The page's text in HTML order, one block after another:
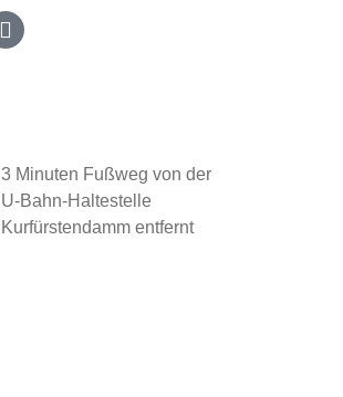
3 Minuten Fußweg von der
U-Bahn-Haltestelle
Kurfürstendamm entfernt